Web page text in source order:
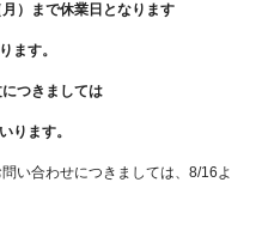
）まで休業日となります
ます。
つきましては
ります。
い合わせにつきましては、8/16よ